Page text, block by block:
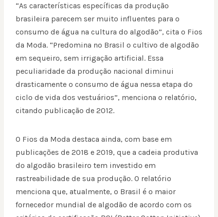
“As características específicas da produção
brasileira parecem ser muito influentes para o
consumo de água na cultura do algodão”, cita o Fios
da Moda. “Predomina no Brasil o cultivo de algodão
em sequeiro, sem irrigação artificial. Essa
peculiaridade da produção nacional diminui
drasticamente o consumo de água nessa etapa do
ciclo de vida dos vestuários”, menciona o relatório,
citando publicação de 2012.
O Fios da Moda destaca ainda, com base em
publicações de 2018 e 2019, que a cadeia produtiva
do algodão brasileiro tem investido em
rastreabilidade de sua produção. O relatório
menciona que, atualmente, o Brasil é o maior
fornecedor mundial de algodão de acordo com os